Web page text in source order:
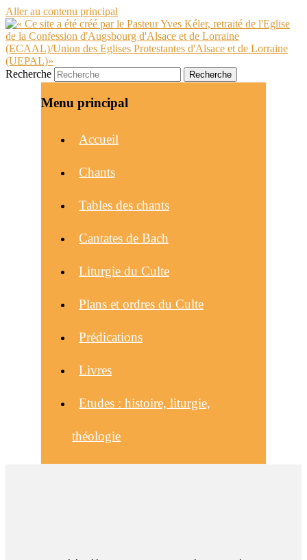
Aller au contenu principal
Recherche
Menu principal
Accueil
Chants
Tables des chants
Cantates de Bach
Liturgie du Culte
Plans et ordres du Culte
Prédications
Livres
Etudes : histoire, liturgie,
théologie